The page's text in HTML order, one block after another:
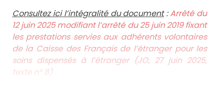
Consultez ici l’intégralité du document:Arrêté du
12 juin 2025 modifiant l’arrêté du 25 juin 2019 fixant
les prestations servies aux adhérents volontaires
de la Caisse des Français de l’étranger pour les
soins dispensés à l’étranger (JO, 27 juin 2025,
texte n° 8)